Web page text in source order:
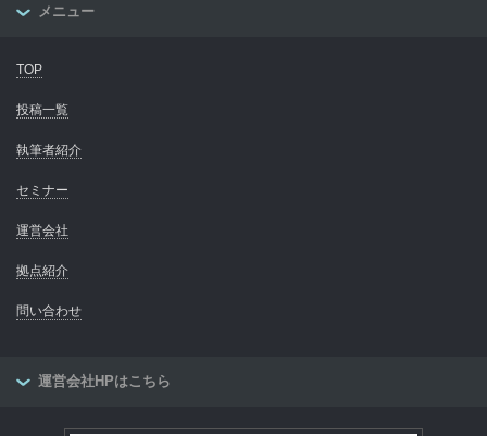
メニュー
TOP
投稿一覧
執筆者紹介
セミナー
運営会社
拠点紹介
問い合わせ
運営会社HPはこちら